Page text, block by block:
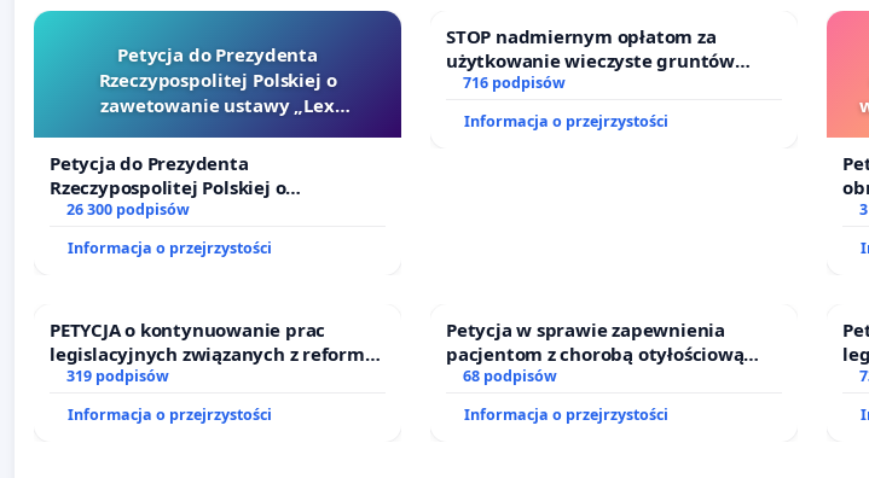
nie obciążą bezpośrednio budżetu Państwa lub województwa.
W związku z powyższymi argumentami apelujemy do Pani o podjęcie skutecznych działań, które
zamiaru likwidacji linii kolejowych nr 308 i 340 oraz opracowania realnego planu przywrócenia na nich
Petycja do Prezydenta
Rzeczypospolitej Polskiej o
zawetowanie ustawy „Lex
Petycja do Prezydenta
Rzeczypospolitej Polskiej o
zawetowanie ustawy „Lex Szarlatan”
26 300 podpisów
Informacja o przejrzystości
STOP nadmiernym opłatom za
użytkowanie wieczyste gruntów
zajmowanych przez rodzinne ogrody
716 podpisów
Informacja o przejrzystości
PETYCJA o kontynuowanie prac
legislacyjnych związanych z reformą
prawa rodzinnego
319 podpisów
Informacja o przejrzystości
Petycja w sprawie zapewnienia
pacjentom z chorobą otyłościową
dostępu do kompleksowego leczenia
68 podpisów
Informacja o przejrzystości